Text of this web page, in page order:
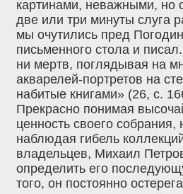
картинами, неважными, но
две или три минуты слуга
мы очутились пред
письменного стола и
ни мертв, поглядывая на
акварелей-портретов на
набитые книгами» (26, с.
Прекрасно понимая
ценность своего собрания,
наблюдая гибель
владельцев, Михаил
определить его
того, он постоянно